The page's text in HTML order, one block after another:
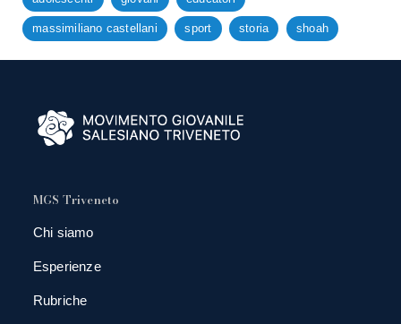
massimiliano castellani sport storia shoah
MGS Triveneto
Chi siamo
Esperienze
Rubriche